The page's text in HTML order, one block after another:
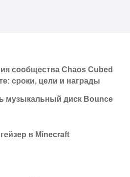
сообщества Chaos Cubed
сроки, цели и награды
музыкальный диск Bounce
в Minecraft